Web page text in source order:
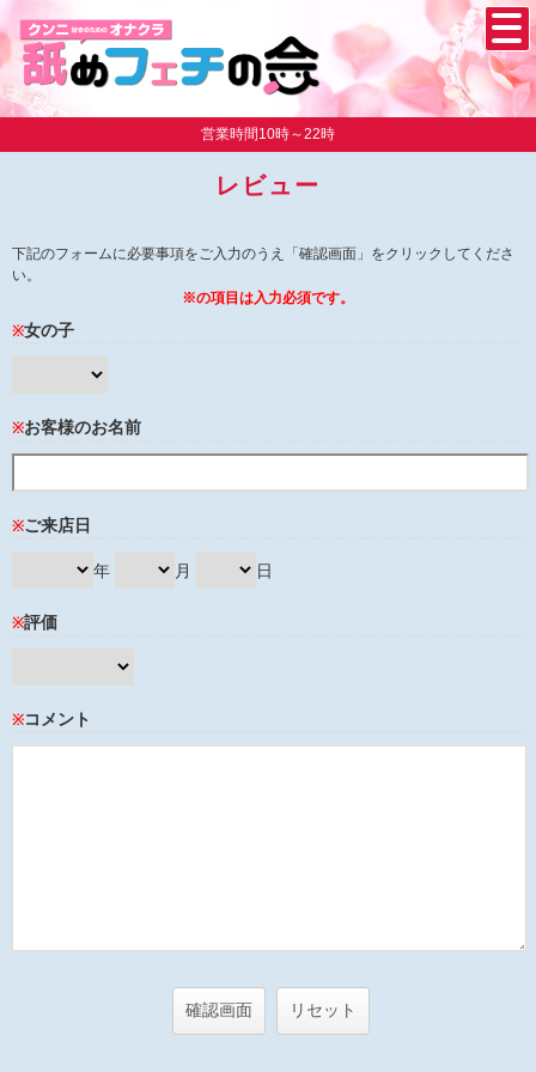
営業時間10時～22時
レビュー
下記のフォームに必要事項をご入力のうえ「確認画面」をクリックしてくださ
い。
※の項目は入力必須です。
※女の子
※お客様のお名前
※ご来店日
年 月 日
※評価
※コメント